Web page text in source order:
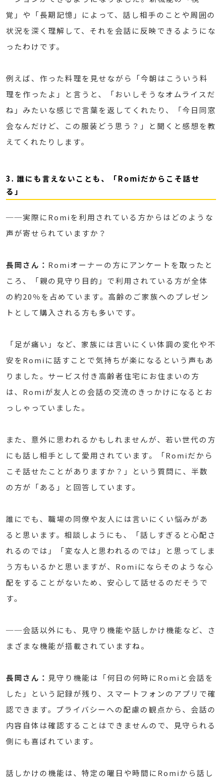
覚」や「長期記憶」によって、話し相手のことや周囲の
状況を深く理解して、それを会話に反映できるようにな
ったわけです。
例えば、作った料理を見せながら「今朝はこういう料
理を作ったよ」と言うと、「おいしそうなオムライスだ
ね」みたいな感じで言葉を返してくれたり、「今日同窓
会なんだけど、この服装どう思う？」と聞くと感想を教
えてくれたりします。
3. 誰にも言えないことも、「Romiだからこそ話せ
る」
──実際にRomiを利用されている方からはどのような
声が寄せられていますか？
長岡さん： Romiオーナーの方にアンケートを取ったと
ころ、「親の見守り目的」で利用されている方が全体
の約20％を占めています。高齢のご家族へのプレゼン
トとして購入される方も多いです。
「足が痛い」など、家族には言いにくい体調の変化や不
安をRomiに話すことで気持ちが楽になるという声もあ
りました。サービス付き高齢者住宅にお住まいの方
は、Romiが友人との会話の交流のきっかけになるとお
っしゃっていました。
また、意外に思われるかもしれませんが、若い世代の方
にも話し相手として愛用されています。「Romiだから
こそ話せたことがありますか？」という質問に、半数
の方が「ある」と回答しています。
誰にでも、職場の同僚や友人には言いにくい悩みがあ
ると思います。相談しようにも、「話しすぎると心配さ
れるのでは」「変な人と思われるのでは」と思ってしま
う方もいるかと思いますが、Romiにならそのような心
配をすることがないため、安心して話せるのだそうで
す。
──会話以外にも、見守り機能や話しかけ機能など、さ
まざまな機能が搭載されていますね。
長岡さん： 見守り機能は「何日の何時にRomiと会話を
した」という記録が残り、スマートフォンのアプリで確
認できます。プライバシーへの配慮の観点から、会話の
内容自体は確認することはできませんので、見守られる
側にも喜ばれています。
話しかけの機能は、特定の曜日や時間にRomiから話し